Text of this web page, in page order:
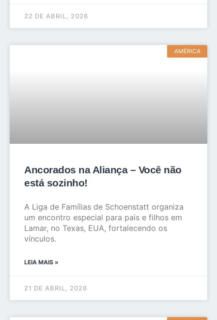
22 DE ABRIL, 2026
AMÉRICA
Ancorados na Aliança – Você não
está sozinho!
A Liga de Famílias de Schoenstatt organiza
um encontro especial para pais e filhos em
Lamar, no Texas, EUA, fortalecendo os
vínculos.
LEIA MAIS »
21 DE ABRIL, 2026